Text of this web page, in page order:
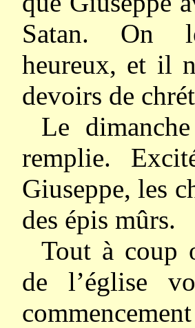
Satan. On
heureux, et il
devoirs de
Le
remplie.
Giuseppe, les
des épis mûrs.
Tout à coup
de l’église